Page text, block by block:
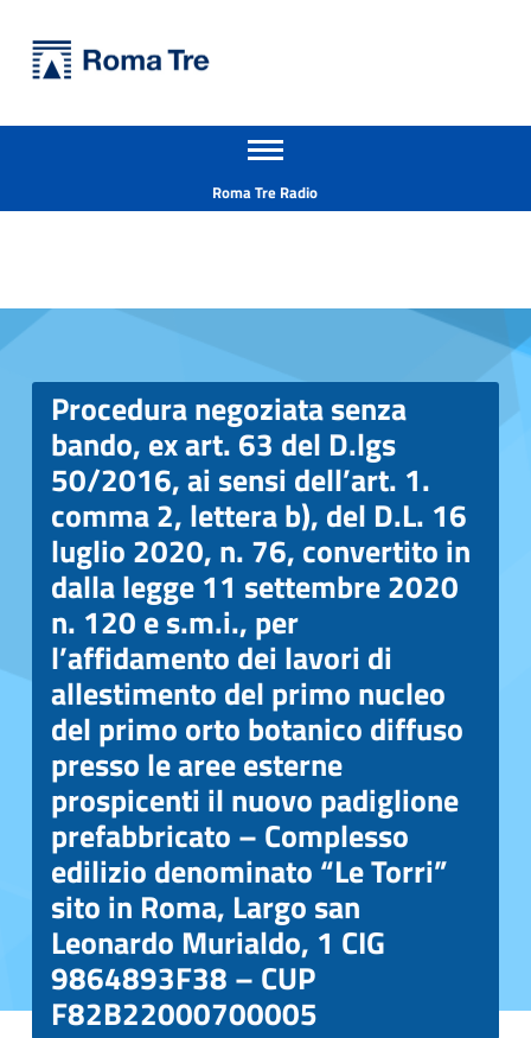
Apri il menu secondario
Roma Tre Radio
Procedura negoziata senza
bando, ex art. 63 del D.lgs
50/2016, ai sensi dell’art. 1.
comma 2, lettera b), del D.L. 16
luglio 2020, n. 76, convertito in
dalla legge 11 settembre 2020
n. 120 e s.m.i., per
l’affidamento dei lavori di
allestimento del primo nucleo
del primo orto botanico diffuso
presso le aree esterne
prospicenti il nuovo padiglione
prefabbricato – Complesso
edilizio denominato “Le Torri”
sito in Roma, Largo san
Leonardo Murialdo, 1 CIG
9864893F38 – CUP
F82B22000700005